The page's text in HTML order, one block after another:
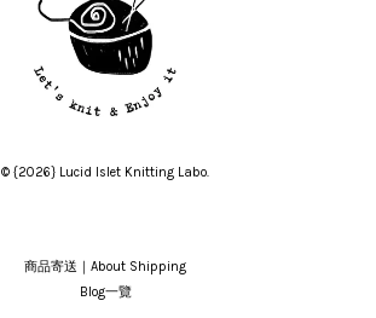
© {2026} Lucid Islet Knitting Labo.
商品寄送｜About Shipping
Blog一覽